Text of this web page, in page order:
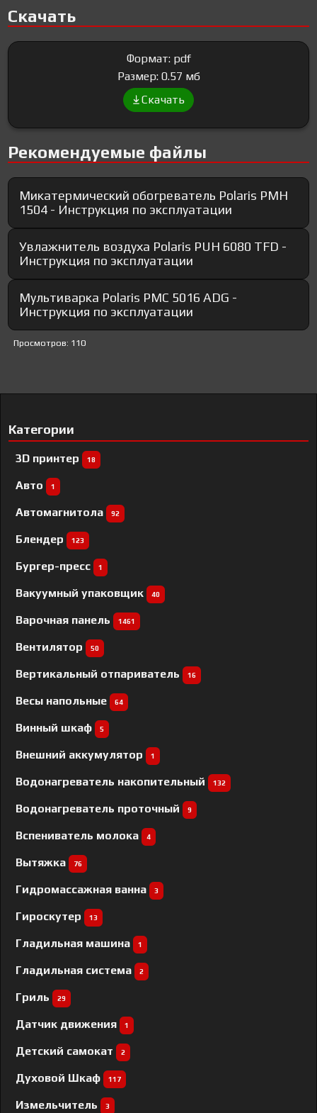
Скачать
Формат: pdf
Размер: 0.57 мб
Скачать
Рекомендуемые файлы
Микатермический обогреватель Polaris PMH
1504 - Инструкция по эксплуатации
Увлажнитель воздуха Polaris PUH 6080 TFD -
Инструкция по эксплуатации
Мультиварка Polaris PMC 5016 ADG -
Инструкция по эксплуатации
Просмотров: 110
Категории
3D принтер 18
Авто 1
Автомагнитола 92
Блендер 123
Бургер-пресс 1
Вакуумный упаковщик 40
Варочная панель 1461
Вентилятор 50
Вертикальный отпариватель 16
Весы напольные 64
Винный шкаф 5
Внешний аккумулятор 1
Водонагреватель накопительный 132
Водонагреватель проточный 9
Вспениватель молока 4
Вытяжка 76
Гидромассажная ванна 3
Гироскутер 13
Гладильная машина 1
Гладильная система 2
Гриль 29
Датчик движения 1
Детский самокат 2
Духовой Шкаф 117
Измельчитель 3